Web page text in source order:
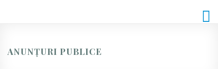
ANUNȚURI PUBLICE